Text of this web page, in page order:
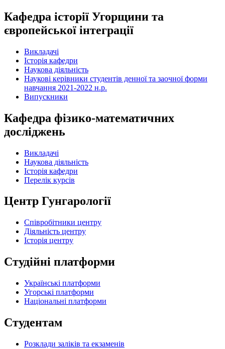
Кафедра історії Угорщини та
європейської інтеграції
Викладачі
Історія кафедри
Наукова діяльність
Наукові керівники студентів денної та заочної форми
навчання 2021-2022 н.р.
Випускники
Кафедра фізико-математичних
досліджень
Викладачі
Наукова діяльність
Історія кафедри
Перелік курсів
Центр Гунгарології
Співробітники центру
Діяльність центру
Історія центру
Студійні платформи
Українські платформи
Угорські платформи
Національні платформи
Студентам
Розклади заліків та екзаменів